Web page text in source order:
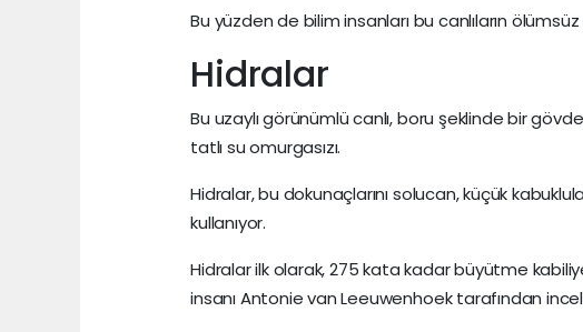
Bu yüzden de bilim insanları bu canlıların
Hidralar
Bu uzaylı görünümlü canlı, boru şeklinde bir
tatlı su omurgasızı.
Hidralar, bu dokunaçlarını solucan, küçük
kullanıyor.
Hidralar ilk olarak, 275 kata kadar büyütme
insanı Antonie van Leeuwenhoek tarafından